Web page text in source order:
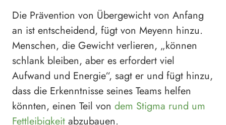
Die Prävention von Übergewicht von Anfang
an ist entscheidend, fügt von Meyenn hinzu.
Menschen, die Gewicht verlieren, „können
schlank bleiben, aber es erfordert viel
Aufwand und Energie“, sagt er und fügt hinzu,
dass die Erkenntnisse seines Teams helfen
könnten, einen Teil von dem Stigma rund um
Fettleibigkeit abzubauen.